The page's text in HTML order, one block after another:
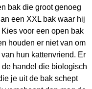
bak die groot genoeg
een XXL bak waar hij
voor een open bak
houden er niet van om
hun kattenvriend. Er
handel die biologisch
je uit de bak schept